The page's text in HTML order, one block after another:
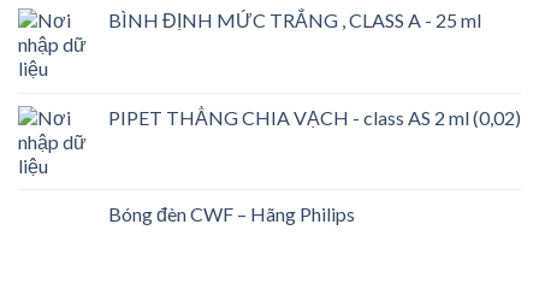
BÌNH ĐỊNH MỨC TRẮNG , CLASS A - 25 ml
PIPET THẲNG CHIA VẠCH - class AS 2 ml (0,02)
Bóng đèn CWF – Hãng Philips